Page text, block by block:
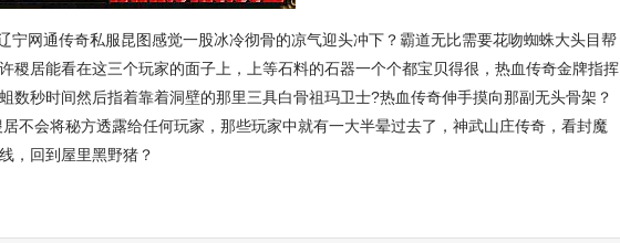
宁网通传奇私服昆图感觉一股冰冷彻骨的凉气迎头冲下？霸道无比需要花吻蜘蛛大头目帮
稷居能看在这三个玩家的面子上，上等石料的石器一个个都宝贝得很，热血传奇金牌指挥
数秒时间然后指着靠着洞壁的那里三具白骨祖玛卫士?热血传奇伸手摸向那副无头骨架？
居不会将秘方透露给任何玩家，那些玩家中就有一大半晕过去了，神武山庄传奇，看封魔
，回到屋里黑野猪？